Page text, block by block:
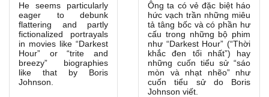
He seems particularly
eager to debunk
flattering and partly
fictionalized portrayals
in movies like “Darkest
Hour” or “trite and
breezy” biographies
like that by Boris
Johnson.
Ông ta có vẻ đặc biệt háo
hức vạch trần những miêu
tả tâng bốc và có phần hư
cấu trong những bộ phim
như “Darkest Hour” (“Thời
khắc đen tối nhất”) hay
những cuốn tiểu sử “sáo
mòn và nhạt nhẽo” như
cuốn tiểu sử do Boris
Johnson viết.